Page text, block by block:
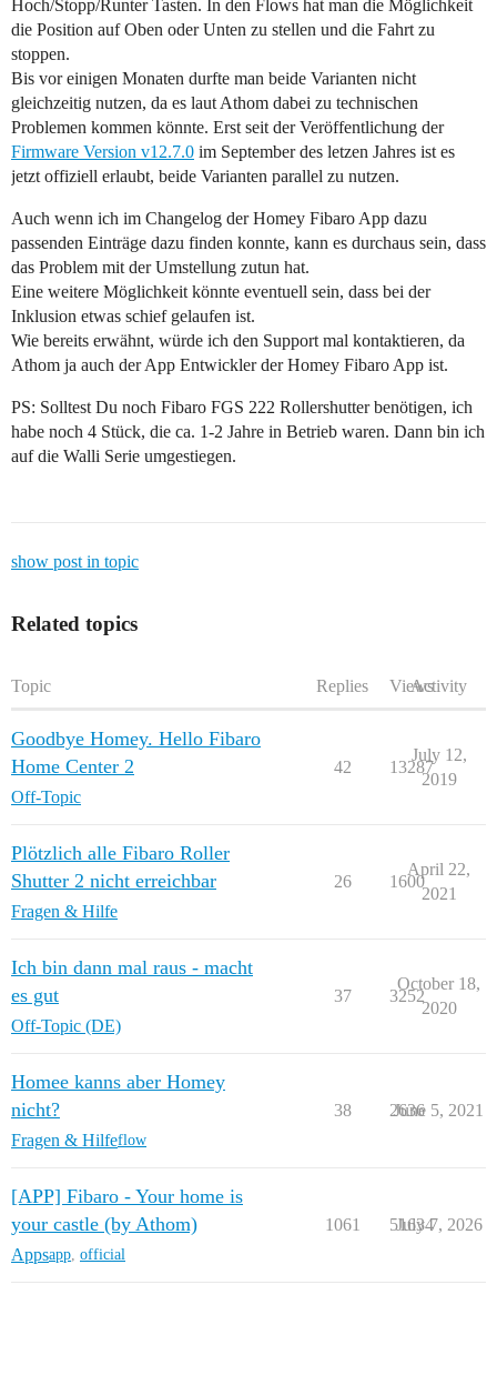
Hoch/Stopp/Runter Tasten. In den Flows hat man die Möglichkeit
die Position auf Oben oder Unten zu stellen und die Fahrt zu
stoppen.
Bis vor einigen Monaten durfte man beide Varianten nicht
gleichzeitig nutzen, da es laut Athom dabei zu technischen
Problemen kommen könnte. Erst seit der Veröffentlichung der
Firmware Version v12.7.0 im September des letzen Jahres ist es
jetzt offiziell erlaubt, beide Varianten parallel zu nutzen.
Auch wenn ich im Changelog der Homey Fibaro App dazu
passenden Einträge dazu finden konnte, kann es durchaus sein, dass
das Problem mit der Umstellung zutun hat.
Eine weitere Möglichkeit könnte eventuell sein, dass bei der
Inklusion etwas schief gelaufen ist.
Wie bereits erwähnt, würde ich den Support mal kontaktieren, da
Athom ja auch der App Entwickler der Homey Fibaro App ist.
PS: Solltest Du noch Fibaro FGS 222 Rollershutter benötigen, ich
habe noch 4 Stück, die ca. 1-2 Jahre in Betrieb waren. Dann bin ich
auf die Walli Serie umgestiegen.
show post in topic
Related topics
Topic Replies ViewsActivity
Goodbye Homey. Hello Fibaro
Home Center 2
Off-Topic
42 13287
July 12,
2019
Plötzlich alle Fibaro Roller
Shutter 2 nicht erreichbar
Fragen & Hilfe
26 1600
April 22,
2021
Ich bin dann mal raus - macht
es gut
Off-Topic (DE)
37 3252
October 18,
2020
Homee kanns aber Homey
nicht?
Fragen & Hilfeflow
38 2636
June 5, 2021
[APP] Fibaro - Your home is
your castle (by Athom)
Appsapp, official
1061 51634
July 7, 2026